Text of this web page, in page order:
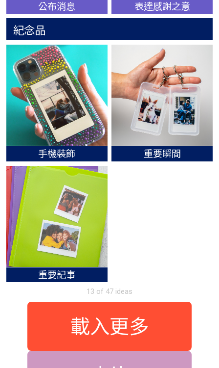
公布消息 表達感謝之意
紀念品
手機裝飾 重要瞬間
重要記事
13 of 47 ideas
載入更多